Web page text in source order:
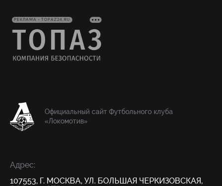
РЕКЛАМА • TOPAZ24.RU
Официальный сайт Футбольного клуба
«Локомотив»
Адрес:
107553, Г. МОСКВА, УЛ. БОЛЬШАЯ ЧЕРКИЗОВСКАЯ,